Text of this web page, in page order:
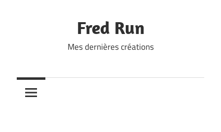
Fred Run
Mes dernières créations